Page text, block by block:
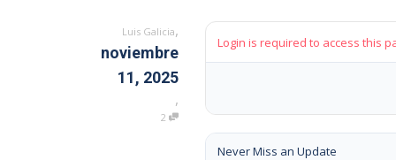
Luis Galicia,
noviembre
11, 2025
,
2
Login is required to access this
Never Miss an Update